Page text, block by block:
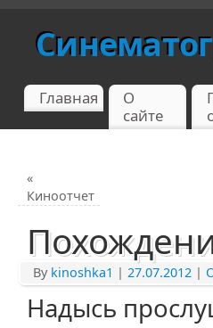
Главная
О
сайте
«
Киноотчет
By kinoshka1 | 27.07.2012 |
Надысь